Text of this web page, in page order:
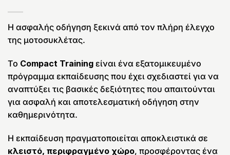
Η ασφαλής οδήγηση ξεκινά από τον πλήρη έλεγχο
της μοτοσυκλέτας.
Το Compact Training είναι ένα εξατομικευμένο
πρόγραμμα εκπαίδευσης που έχει σχεδιαστεί για να
αναπτύξει τις βασικές δεξιότητες που απαιτούνται
για ασφαλή και αποτελεσματική οδήγηση στην
καθημερινότητα.
Η εκπαίδευση πραγματοποιείται αποκλειστικά σε
κλειστό, περιφραγμένο χώρο, προσφέροντας ένα